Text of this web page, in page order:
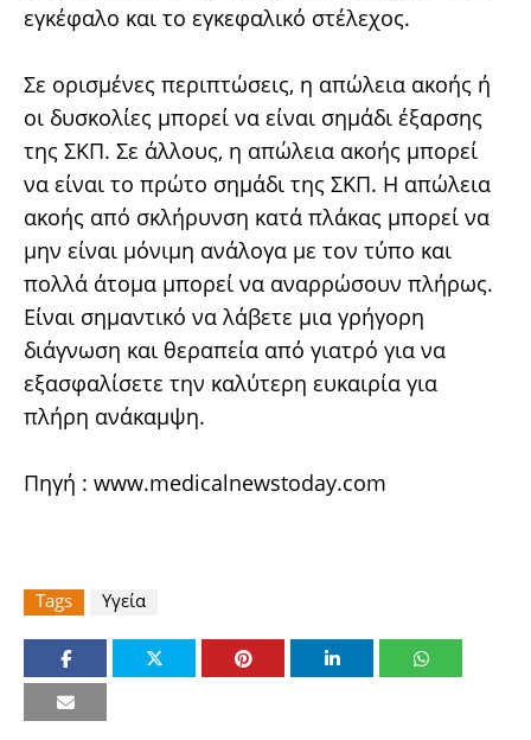
εγκέφαλο και το εγκεφαλικό στέλεχος.
Σε ορισμένες περιπτώσεις, η απώλεια ακοής ή
οι δυσκολίες μπορεί να είναι σημάδι έξαρσης
της ΣΚΠ. Σε άλλους, η απώλεια ακοής μπορεί
να είναι το πρώτο σημάδι της ΣΚΠ. Η απώλεια
ακοής από σκλήρυνση κατά πλάκας μπορεί να
μην είναι μόνιμη ανάλογα με τον τύπο και
πολλά άτομα μπορεί να αναρρώσουν πλήρως.
Είναι σημαντικό να λάβετε μια γρήγορη
διάγνωση και θεραπεία από γιατρό για να
εξασφαλίσετε την καλύτερη ευκαιρία για
πλήρη ανάκαμψη.
Πηγή : www.medicalnewstoday.com
Tags Υγεία